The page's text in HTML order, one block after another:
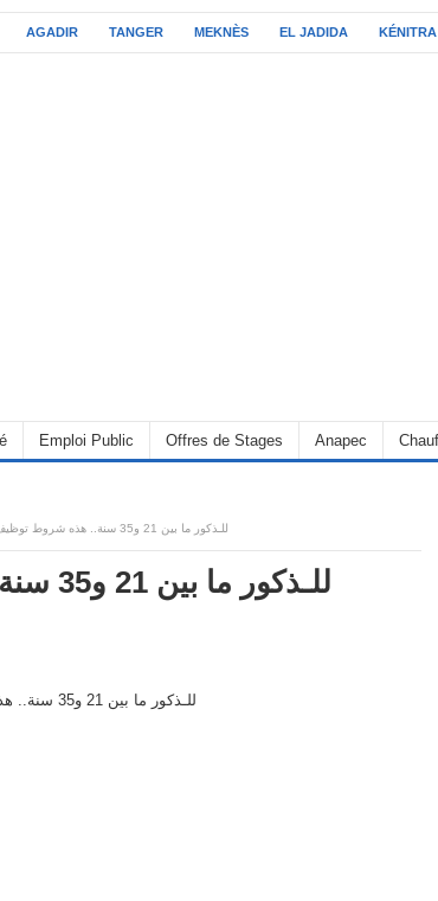
AGADIR TANGER MEKNÈS EL JADIDA KÉNITRA
Emploi Public Offres de Stages Anapec
للـذكور ما بين 21 و35 سنة.. هذه شروط توظيف حراس السجون والشواهد المطلوبة